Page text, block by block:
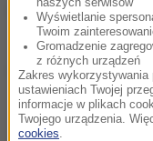
Lekarz
po jednej
Euro 2020.
Jego były lekarz
sercem”
Wyświetlanie
Twoim
Gromadzenie
z różnych urządzeń
Zakres
ustawieniach Twojej
informacje w plikach
Twojego urządzenia.
cookies